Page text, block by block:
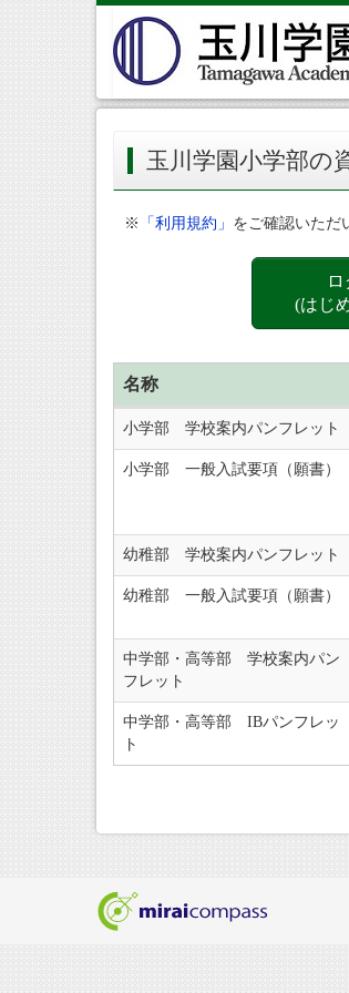
玉川学園小学部の
※ 「利用規約」 をご確認いただ
(はじ
名称
小学部 学校案内パンフレット
小学部 一般入試要項（願書）
幼稚部 学校案内パンフレット
幼稚部 一般入試要項（願書）
中学部・高等部 学校案内パン
フレット
中学部・高等部 IBパンフレッ
ト